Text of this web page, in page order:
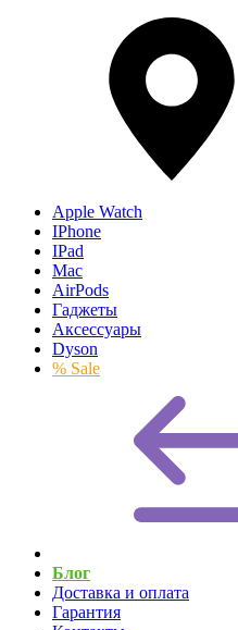
Apple Watch
IPhone
IPad
Mac
AirPods
Гаджеты
Аксессуары
Dyson
% Sale
Блог
Доставка и оплата
Гарантия